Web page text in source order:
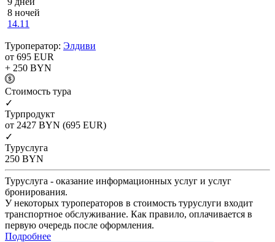
8 ночей
14.11
Туроператор: Элдиви
от 695 EUR
+ 250 BYN
Cтоимость тура
✓
Турпродукт
от 2427 BYN (695 EUR)
✓
Туруслуга
250 BYN
Туруслуга - оказание информационных услуг и услуг
бронирования.
У некоторых туроператоров в стоимость туруслуги входит
транспортное обслуживание. Как правило, оплачивается в
первую очередь после оформления.
Подробнее